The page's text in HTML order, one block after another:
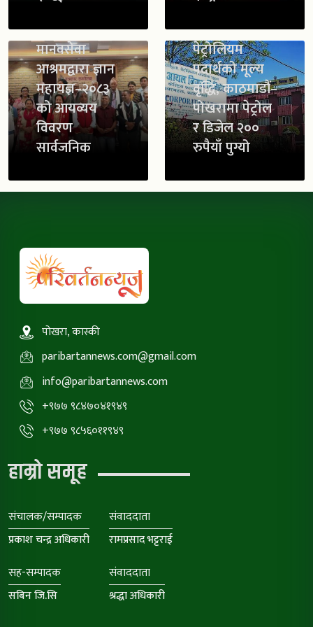
मानवसेवा
आश्रमद्वारा ज्ञान
महायज्ञ–२०८३
को आयव्यय
विवरण
सार्वजनिक
पेट्रोलियम
पदार्थको मूल्य
वृद्धि, काठमाडौं–
पोखरामा पेट्रोल
र डिजेल २००
रुपैयाँ पुग्यो
पोखरा, कास्की
paribartannews.com@gmail.com
info@paribartannews.com
+९७७ ९८४७०४१९४९
+९७७ ९८५६०११९४९
हाम्रो समूह
संचालक/सम्पादक
प्रकाश चन्द्र अधिकारी
संवाददाता
रामप्रसाद भट्टराई
सह-सम्पादक
सबिन जि.सि
संवाददाता
श्रद्धा अधिकारी